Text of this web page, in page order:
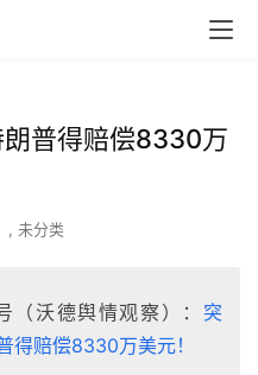
普得赔偿8330万
, 未分类
（沃德舆情观察）： 突
得赔偿8330万美元！